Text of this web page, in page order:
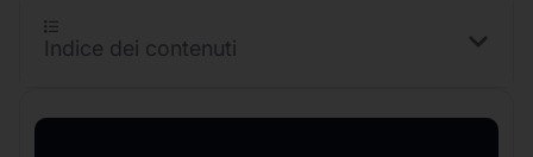
Indice dei contenuti